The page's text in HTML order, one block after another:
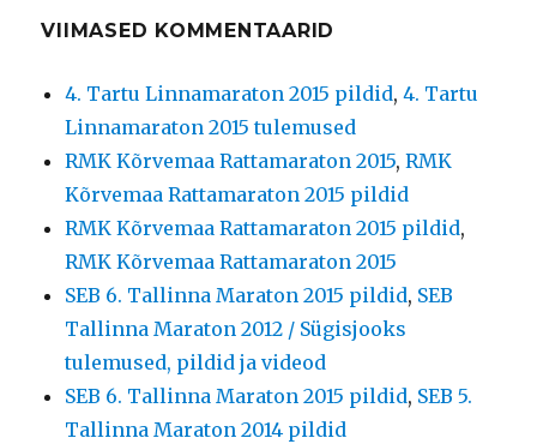
VIIMASED KOMMENTAARID
4. Tartu Linnamaraton 2015 pildid,4. Tartu
Linnamaraton 2015 tulemused
RMK Kõrvemaa Rattamaraton 2015,RMK
Kõrvemaa Rattamaraton 2015 pildid
RMK Kõrvemaa Rattamaraton 2015 pildid,
RMK Kõrvemaa Rattamaraton 2015
SEB 6. Tallinna Maraton 2015 pildid, SEB
Tallinna Maraton 2012 / Sügisjooks
tulemused, pildid ja videod
SEB 6. Tallinna Maraton 2015 pildid, SEB 5.
Tallinna Maraton 2014 pildid